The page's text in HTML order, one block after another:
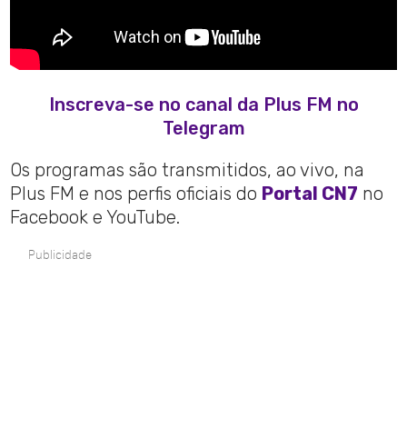
Inscreva-se no canal da Plus FM no
Telegram
Os programas são transmitidos, ao vivo, na
Plus FM e nos perfis oficiais do Portal CN7 no
Facebook e YouTube.
Publicidade